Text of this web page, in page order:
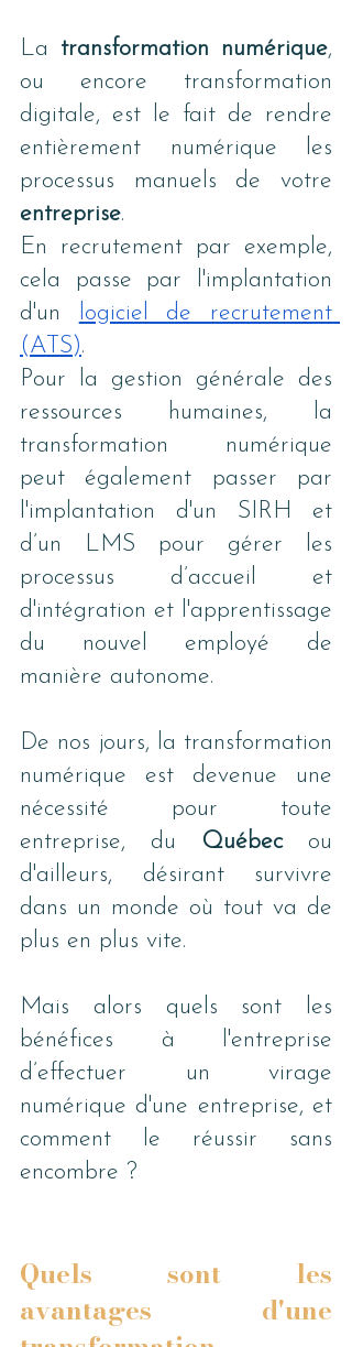
La transformation numérique,
ou encore transformation
digitale, est le fait de rendre
entièrement numérique les
entreprise.
En recrutement par exemple,
cela passe par l'implantation
d'un
logiciel de recrutement
(ATS).
Pour la gestion générale des
ressources humaines, la
transformation numérique
peut également passer par
l'implantation d'un SIRH et
d’un LMS pour gérer les
processus d’accueil et
d'intégration et l'apprentissage
du nouvel employé de
manière autonome.
De nos jours, la transformation
numérique est devenue une
nécessité pour toute
entreprise, du Québec ou
d'ailleurs, désirant survivre
dans un monde où tout va de
plus en plus vite.
Mais alors quels sont les
bénéfices à l'entreprise
d’effectuer un virage
numérique d'une entreprise, et
comment le réussir sans
encombre ?
Quels sont les
avantages d'une